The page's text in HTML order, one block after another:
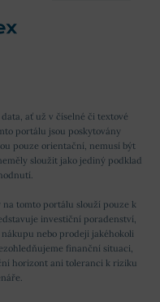
ať už v číselné či textové
portálu jsou poskytovány
pouze orientační, nemusí být
sloužit jako jediný podklad
na tomto portálu slouží pouze k
investiční poradenství,
nebo prodeji jakéhokoli
finanční situaci,
horizont ani toleranci k riziku